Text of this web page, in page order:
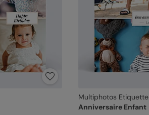
Multiphotos Etiquette
Anniversaire Enfant